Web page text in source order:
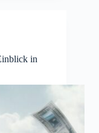
in